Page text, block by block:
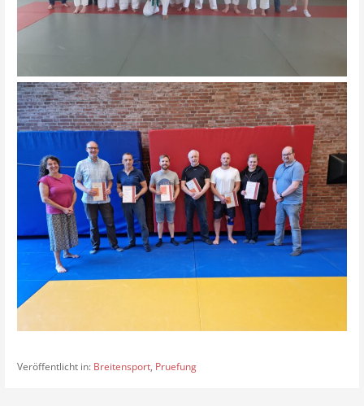
Veröffentlicht in: Breitensport, Pruefung